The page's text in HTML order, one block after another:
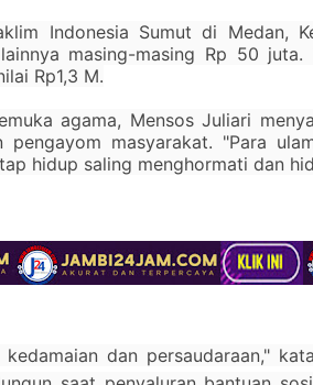
Indonesia Sumut di Medan,
masing-masing Rp 50 juta.
Rp1,3 M.
agama, Mensos Juliari
pengayom masyarakat. "Para
hidup saling menghormati dan
kedamaian dan persaudaraan,"